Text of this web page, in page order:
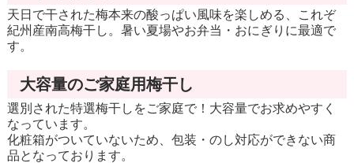
天日で干された梅本来の酸っぱい風味を楽しめる、これぞ
紀州産南高梅干し。暑い夏場やお弁当・おにぎりに最適で
す。
大容量のご家庭用梅干し
選別された特選梅干しをご家庭で！大容量でお求めやすく
なっています。
化粧箱がついていないため、包装・のし対応ができない商
品となっております。